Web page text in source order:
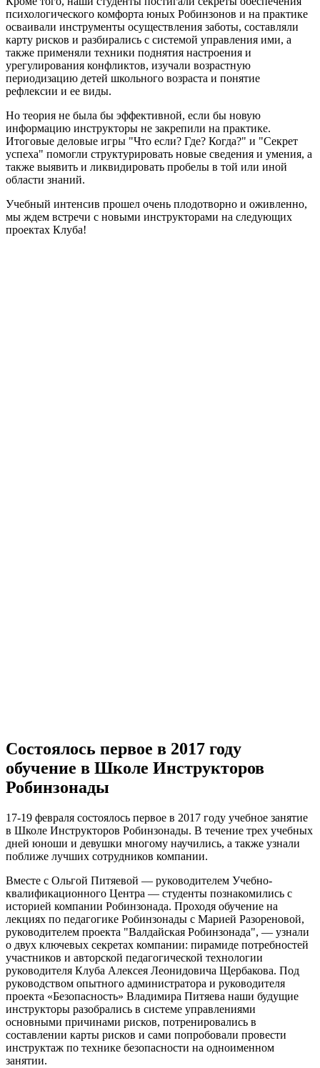
психологического комфорта юных Робинзонов и на практике
осваивали инструменты осуществления заботы, составляли
карту рисков и разбирались с системой управления ими, а
также применяли техники поднятия настроения и
урегулирования конфликтов, изучали возрастную
периодизацию детей школьного возраста и понятие
рефлексии и ее виды.
Но теория не была бы эффективной, если бы новую
информацию инструкторы не закрепили на практике.
Итоговые деловые игры "Что если? Где? Когда?" и "Секрет
успеха" помогли структурировать новые сведения и умения, а
также выявить и ликвидировать пробелы в той или иной
области знаний.
Учебный интенсив прошел очень плодотворно и оживленно,
мы ждем встречи с новыми инструкторами на следующих
проектах Клуба!
Состоялось первое в 2017 году
обучение в Школе Инструкторов
Робинзонады
17-19 февраля состоялось первое в 2017 году учебное занятие
в Школе Инструкторов Робинзонады. В течение трех учебных
дней юноши и девушки многому научились, а также узнали
поближе лучших сотрудников компании.
Вместе с Ольгой Питяевой — руководителем Учебно-
квалификационного Центра — студенты познакомились с
историей компании Робинзонада. Проходя обучение на
лекциях по педагогике Робинзонады с Марией Разореновой,
руководителем проекта "Валдайская Робинзонада", — узнали
о двух ключевых секретах компании: пирамиде потребностей
участников и авторской педагогической технологии
руководителя Клуба Алексея Леонидовича Щербакова. Под
руководством опытного администратора и руководителя
проекта «Безопасность» Владимира Питяева наши будущие
инструкторы разобрались в системе управлениями
основными причинами рисков, потренировались в
составлении карты рисков и сами попробовали провести
инструктаж по технике безопасности на одноименном
занятии.